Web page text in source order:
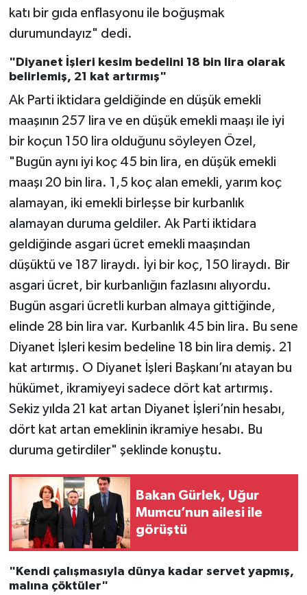
katı bir gıda enflasyonu ile boğuşmak
durumundayız" dedi.
"Diyanet İşleri kesim bedelini 18 bin lira olarak
belirlemiş, 21 kat artırmış"
Ak Parti iktidara geldiğinde en düşük emekli
maaşının 257 lira ve en düşük emekli maaşı ile iyi
bir koçun 150 lira olduğunu söyleyen Özel,
"Bugün aynı iyi koç 45 bin lira, en düşük emekli
maaşı 20 bin lira. 1,5 koç alan emekli, yarım koç
alamayan, iki emekli birleşse bir kurbanlık
alamayan duruma geldiler. Ak Parti iktidara
geldiğinde asgari ücret emekli maaşından
düşüktü ve 187 liraydı. İyi bir koç, 150 liraydı. Bir
asgari ücret, bir kurbanlığın fazlasını alıyordu.
Bugün asgari ücretli kurban almaya gittiğinde,
elinde 28 bin lira var. Kurbanlık 45 bin lira. Bu sene
Diyanet İşleri kesim bedeline 18 bin lira demiş. 21
kat artırmış. O Diyanet İşleri Başkanı’nı atayan bu
hükümet, ikramiyeyi sadece dört kat artırmış.
Sekiz yılda 21 kat artan Diyanet İşleri’nin hesabı,
dört kat artan emeklinin ikramiye hesabı. Bu
duruma getirdiler" şeklinde konuştu.
Bakan Gürlek, Uğur
Mumcu’nun ailesi ile
görüştü
"Kendi çalışmasıyla dünya kadar servet yapmış,
malına çöktüler"